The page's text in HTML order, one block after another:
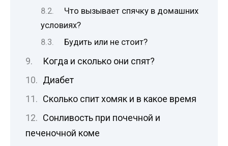
Что вызывает спячку в домашних
условиях?
Будить или не стоит?
Когда и сколько они спят?
Диабет
Сколько спит хомяк и в какое время
Сонливость при почечной и
печеночной коме